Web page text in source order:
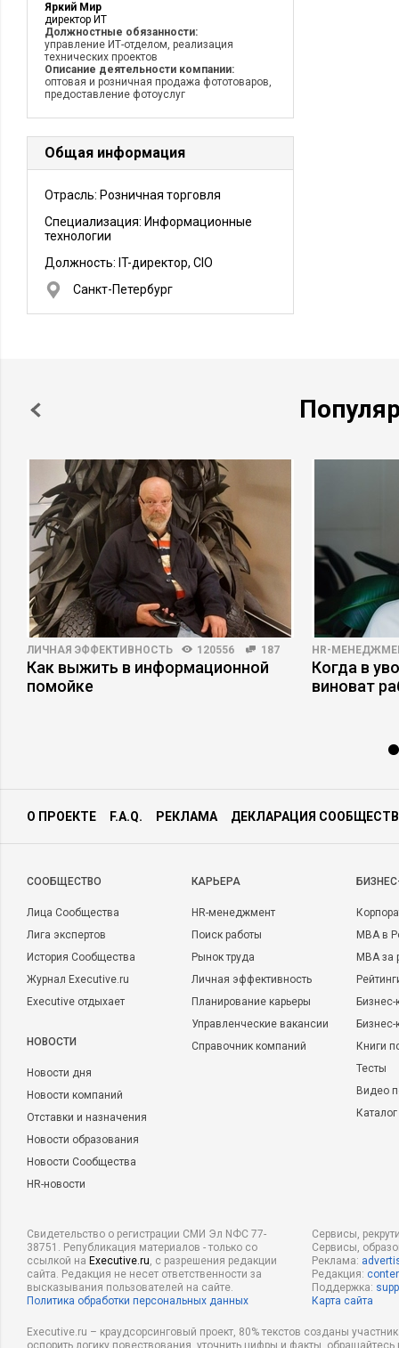
Яркий Мир
директор ИТ
Должностные обязанности:
управление ИТ-отделом, реализация
технических проектов
Описание деятельности компании:
оптовая и розничная продажа фототоваров,
предоставление фотоуслуг
Общая информация
Отрасль: Розничная торговля
Специализация: Информационные
технологии
Должность: IT-директор, CIO
Санкт-Петербург
ЛИЧНАЯ ЭФФЕКТИВНОСТЬ 120556 187
Как выжить в информационной
помойке
HR-
Когда в
виноват
О ПРОЕКТЕ F.A.Q. РЕКЛАМА ДЕКЛАРАЦИЯ
CООБЩЕСТВО
Лица Сообщества
Лига экспертов
История Сообщества
Журнал Executive.ru
Executive отдыхает
НОВОСТИ
Новости дня
Новости компаний
Отставки и назначения
Новости образования
Новости Сообщества
HR-новости
КАРЬЕРА
HR-менеджмент
Поиск работы
Рынок труда
Личная эффективность
Планирование карьеры
Управленческие вакансии
Справочник компаний
MBA в
MBA
Бизнес-
Книги
Тесты
Видео
Свидетельство о регистрации СМИ Эл NФС 77-
38751. Републикация материалов - только со
ссылкой на Executive.ru, с разрешения редакции
сайта. Редакция не несет ответственности за
высказывания пользователей на сайте.
Политика обработки персональных данных
Сервисы,
Сервисы,
Реклама:
Редакция:
Поддержка:
Карта сайта
Executive.ru – краудсорсинговый проект, 80% текстов созданы
оспорить логику повествования, уточнить цифры и факты,